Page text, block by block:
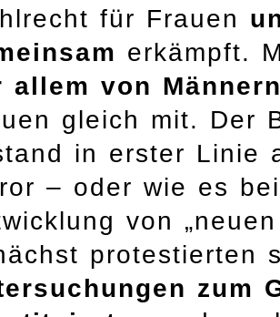
für Frauen
erkämpft.
allem von
gleich mit. Der
in erster Linie
– oder wie es
von
protestierten
zum